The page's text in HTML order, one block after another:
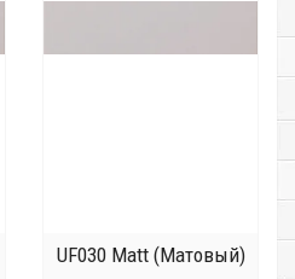
UF030 Matt (Матовый)